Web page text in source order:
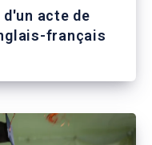
acte de
français